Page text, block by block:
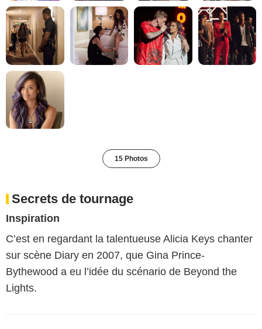
15 Photos
Secrets de tournage
Inspiration
C’est en regardant la talentueuse Alicia Keys chanter
sur scène Diary en 2007, que Gina Prince-
Bythewood a eu l’idée du scénario de Beyond the
Lights.